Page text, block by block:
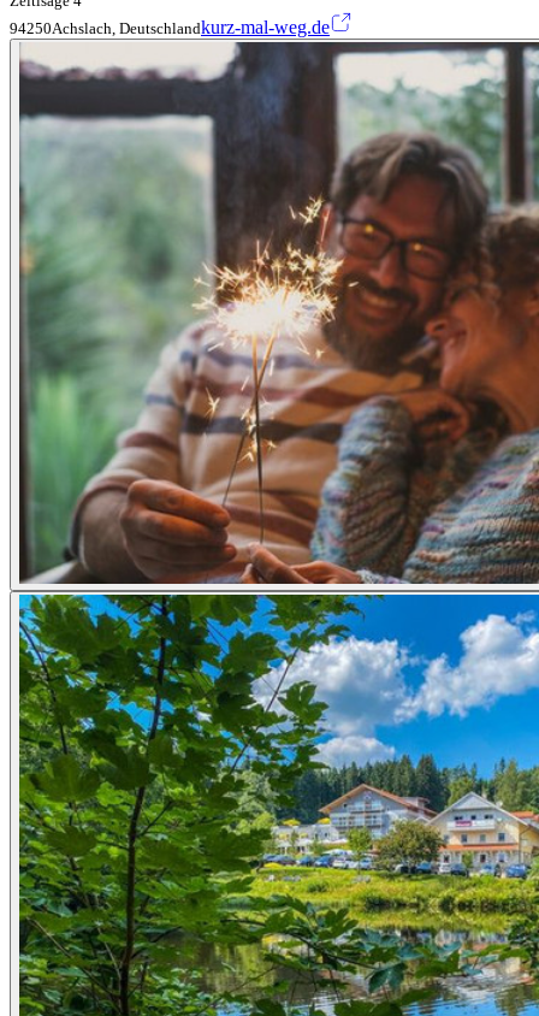
94250Achslach, Deutschlandkurz-mal-weg.de